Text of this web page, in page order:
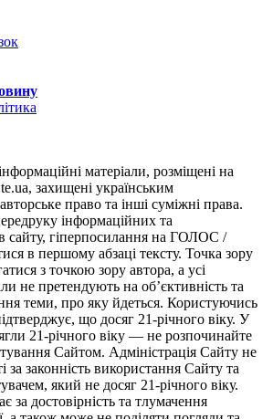
матеріали, розміщені на
захищені українським
право та інші суміжні права.
інформаційних та
сайту, гіперпосилання на ГОЛОС /
в першому абзаці тексту. Точка зору
з точкою зору автора, а усі
не претендують на об’єктивність та
теми, про яку йдеться. Користуючись
що досяг 21-річного віку. У
21-річного віку — не розпочинайте
Сайтом. Адміністрація Сайту не
за законність використання Сайту та
який не досяг 21-річного віку.
за достовірність та тлумачення